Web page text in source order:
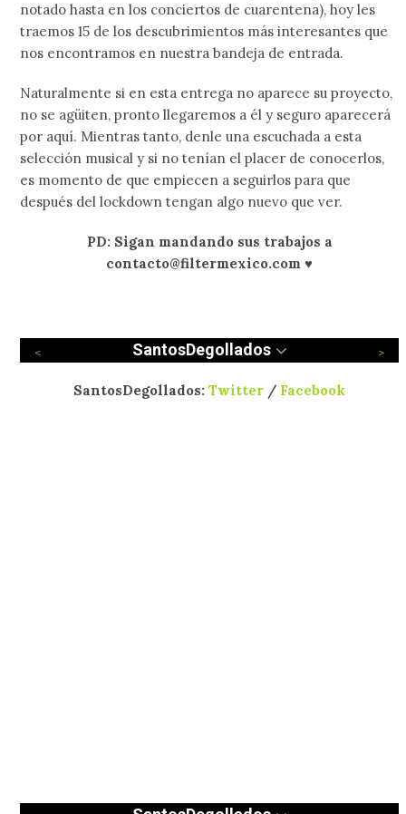
notado hasta en los conciertos de cuarentena), hoy les
traemos 15 de los descubrimientos más interesantes que
nos encontramos en nuestra bandeja de entrada.
Naturalmente si en esta entrega no aparece su proyecto,
no se agüiten, pronto llegaremos a él y seguro aparecerá
por aquí. Mientras tanto, denle una escuchada a esta
selección musical y si no tenían el placer de conocerlos,
es momento de que empiecen a seguirlos para que
después del lockdown tengan algo nuevo que ver.
PD: Sigan mandando sus trabajos a
contacto@filtermexico.com ♥
SantosDegollados
SantosDegollados:Twitter / Facebook